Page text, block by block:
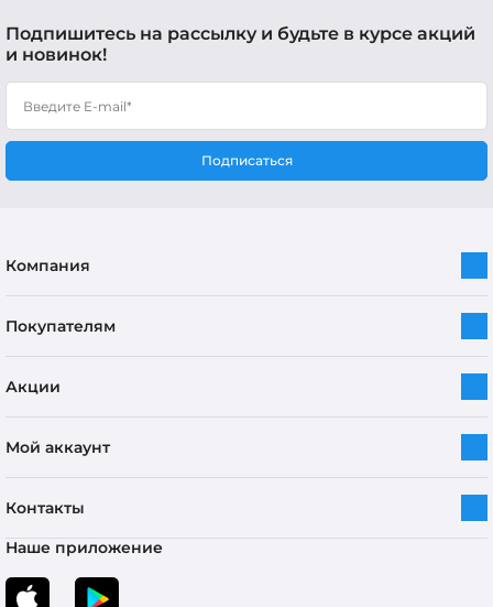
Подпишитесь на рассылку и будьте в курсе акций
и новинок!
Подписаться
Компания
Покупателям
Акции
Мой аккаунт
Контакты
Наше приложение